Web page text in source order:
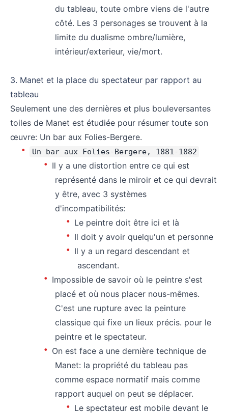
du tableau, toute ombre viens de l'autre
côté. Les 3 personages se trouvent à la
limite du dualisme ombre/lumière,
intérieur/exterieur, vie/mort.
3. Manet et la place du spectateur par rapport au
tableau
Seulement une des dernières et plus bouleversantes
toiles de Manet est étudiée pour résumer toute son
œuvre: Un bar aux Folies-Bergere.
Un bar aux Folies-Bergere, 1881-1882
Il y a une distortion entre ce qui est
représenté dans le miroir et ce qui devrait
y être, avec 3 systèmes
d'incompatibilités:
Le peintre doit être ici et là
Il doit y avoir quelqu'un et personne
Il y a un regard descendant et
ascendant.
Impossible de savoir où le peintre s'est
placé et où nous placer nous-mêmes.
C'est une rupture avec la peinture
classique qui fixe un lieux précis. pour le
peintre et le spectateur.
On est face a une dernière technique de
Manet: la propriété du tableau pas
comme espace normatif mais comme
rapport auquel on peut se déplacer.
Le spectateur est mobile devant le